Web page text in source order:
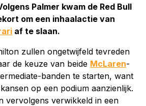
Palmer kwam de Red Bull
om een inhaalactie van
af te slaan.
zullen ongetwijfeld tevreden
de keuze van beide McLaren-
banden te starten, want
op een podium aanzienlijk.
vervolgens verwikkeld in een